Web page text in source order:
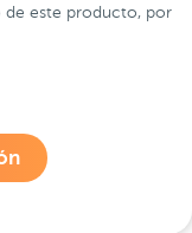
de este producto, por